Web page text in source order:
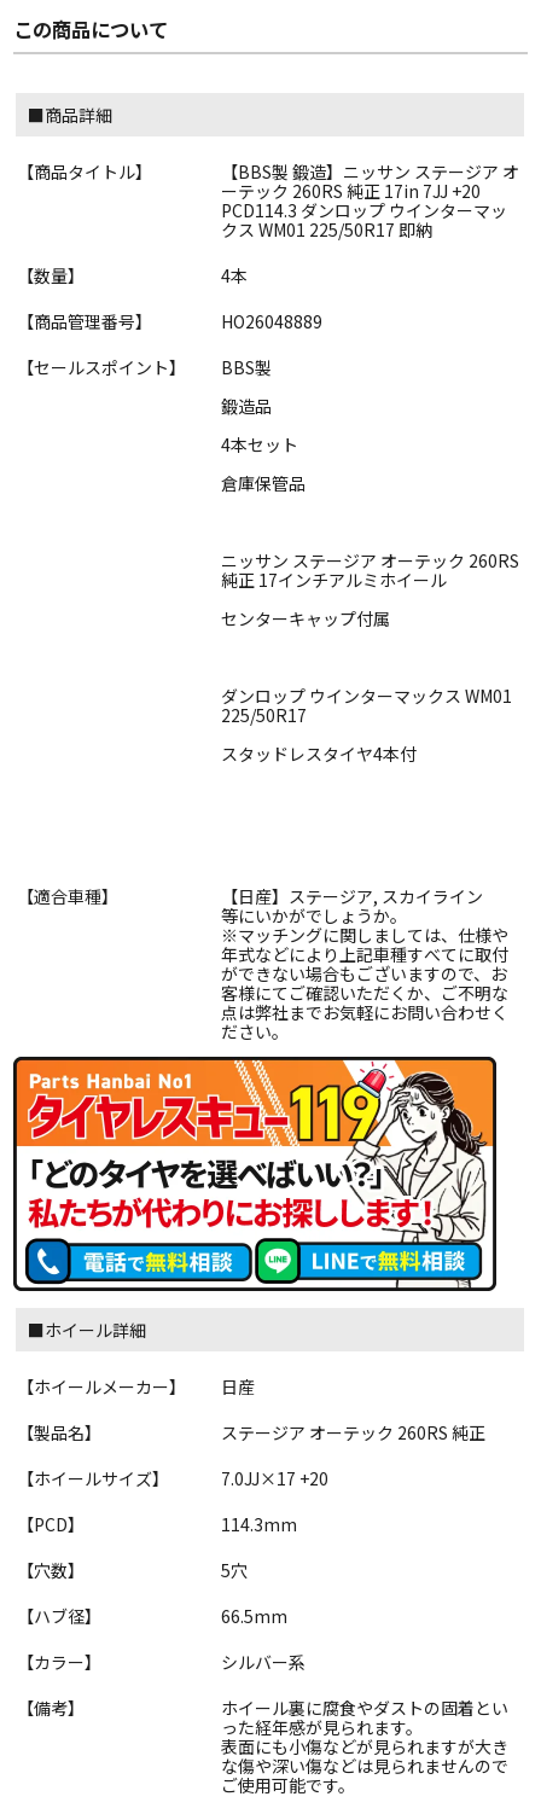
この商品について
■商品詳細
【商品タイトル】
【BBS製 鍛造】ニッサン ステージア オ
ーテック 260RS 純正 17in 7JJ +20
PCD114.3 ダンロップ ウインターマッ
クス WM01 225/50R17 即納
【数量】
4本
【商品管理番号】
HO26048889
【セールスポイント】
BBS製
鍛造品
4本セット
倉庫保管品
ニッサン ステージア オーテック 260RS
純正 17インチアルミホイール
センターキャップ付属
ダンロップ ウインターマックス WM01
225/50R17
スタッドレスタイヤ4本付
【適合車種】
【日産】ステージア, スカイライン
等にいかがでしょうか。
※マッチングに関しましては、仕様や
年式などにより上記車種すべてに取付
ができない場合もございますので、お
客様にてご確認いただくか、ご不明な
点は弊社までお気軽にお問い合わせく
ださい。
■ホイール詳細
【ホイールメーカー】
日産
【製品名】
ステージア オーテック 260RS 純正
【ホイールサイズ】
7.0JJ×17 +20
【PCD】
114.3mm
【穴数】
5穴
【ハブ径】
66.5mm
【カラー】
シルバー系
【備考】
ホイール裏に腐食やダストの固着とい
った経年感が見られます。
表面にも小傷などが見られますが大き
な傷や深い傷などは見られませんので
ご使用可能です。